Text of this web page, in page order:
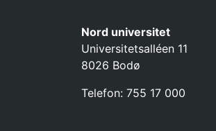
Nord universitet
Universitetsalléen 11
8026 Bodø
Telefon: 755 17 000